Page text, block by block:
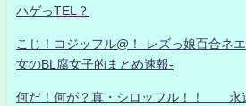
ハゲっTEL？
こじ！コジッフル@！-レズっ娘百合ネ
女のBL腐女子的まとめ速報-
何だ！何が？真・シロッフル！！ 永